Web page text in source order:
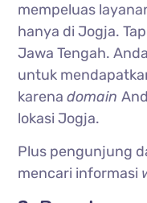
mempeluas
hanya di Jogja.
Jawa Tengah.
untuk
karenadomain
lokasi Jogja.
Plus pengunjung
mencari informasi